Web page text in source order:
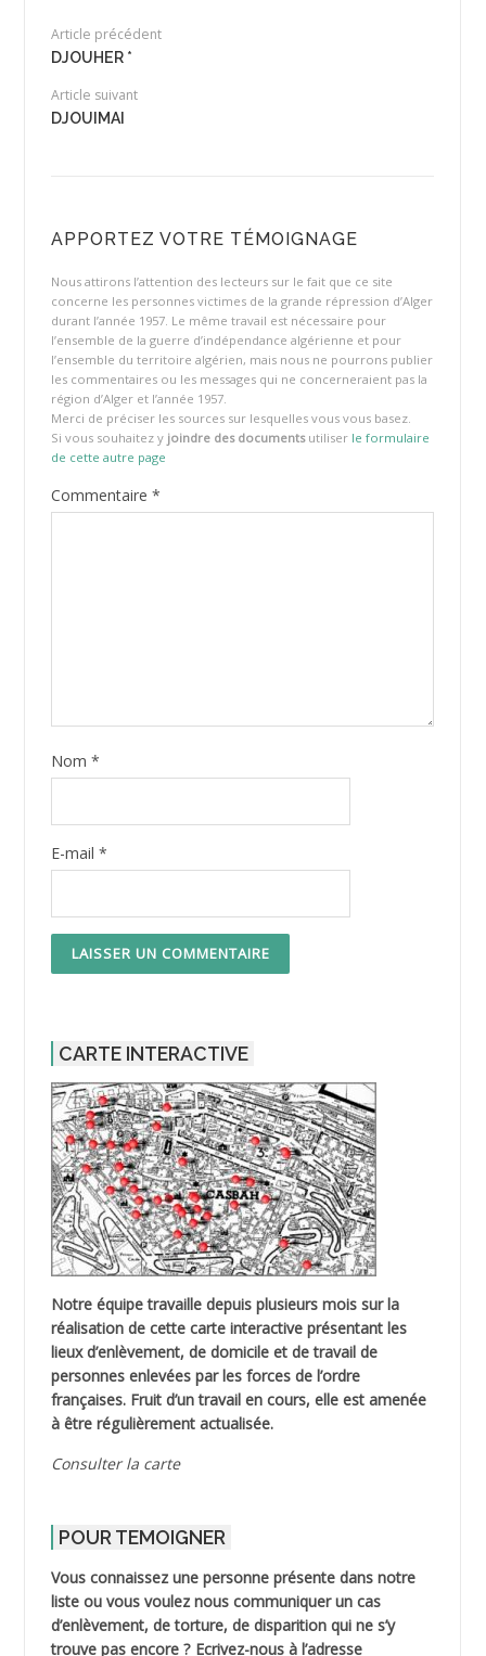
Article précédent
DJOUHER *
Article suivant
DJOUIMAI
APPORTEZ VOTRE TÉMOIGNAGE
Nous attirons l’attention des lecteurs sur le fait que ce site
concerne les personnes victimes de la grande répression d’Alger
durant l’année 1957. Le même travail est nécessaire pour
l’ensemble de la guerre d’indépendance algérienne et pour
l’ensemble du territoire algérien, mais nous ne pourrons publier
les commentaires ou les messages qui ne concerneraient pas la
région d’Alger et l’année 1957.
Merci de préciser les sources sur lesquelles vous vous basez.
Si vous souhaitez y joindre des documentsutiliser le formulaire
de cette autre page
Commentaire *
Nom *
E-mail *
CARTE INTERACTIVE
Notre équipe travaille depuis plusieurs mois sur la
réalisation de cette carte interactive présentant les
lieux d’enlèvement, de domicile et de travail de
personnes enlevées par les forces de l’ordre
françaises. Fruit d’un travail en cours, elle est amenée
à être régulièrement actualisée.
Consulter la carte
POUR TEMOIGNER
Vous connaissez une personne présente dans notre
liste ou vous voulez nous communiquer un cas
d’enlèvement, de torture, de disparition qui ne s’y
trouve pas encore ? Ecrivez-nous à l’adresse